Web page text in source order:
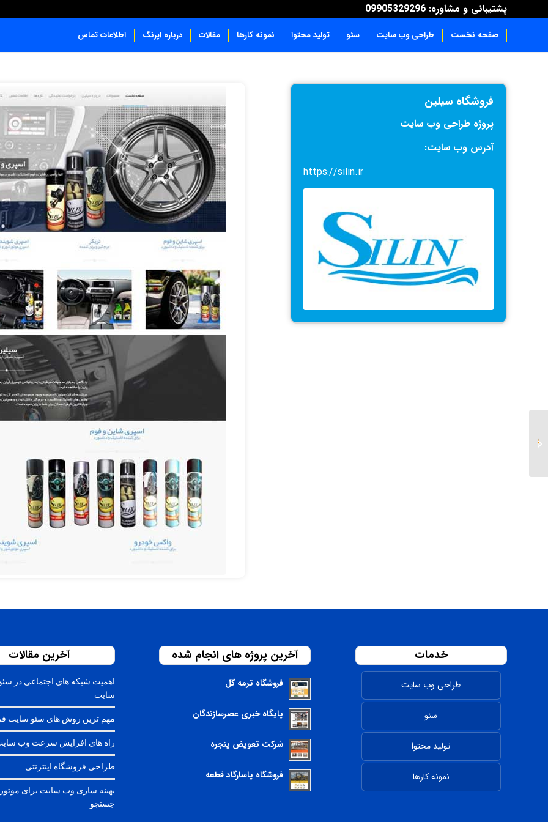
پشتیبانی و مشاوره: 09905329296
صفحه نخست طراحی وب سایت سئو تولید محتوا نمونه کارها مقالات درباره اپرنگ اطلاعات تماس
فروشگاه سیلین
پروژه طراحی وب سایت
آدرس وب سایت:
https://silin.ir
خدمات
طراحی وب سایت
سئو
تولید محتوا
نمونه کارها
آخرین پروژه های انجام شده
فروشگاه ترمه گل
پایگاه خبری عصرسازندگان
شرکت تعویض پنجره
فروشگاه پاسارگاد قطعه
آخرین مقالات
اهمیت شبکه های اجتماعی در
سایت
مهم ترین روش های سئو سایت
راه های افزایش سرعت وب
طراحی فروشگاه اینترنتی
بهینه سازی وب سایت برای
جستجو